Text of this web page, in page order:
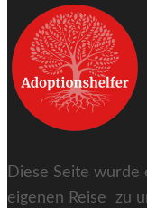
Diese Seite
eigenen Reise zu